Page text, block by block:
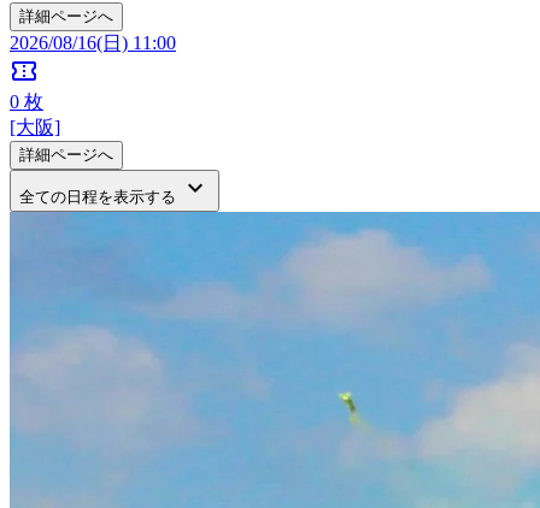
詳細ページへ
2026/08/16(日) 11:00
confirmation_number
0 枚
[大阪]
詳細ページへ
全ての日程を表示する keyboard_arrow_down